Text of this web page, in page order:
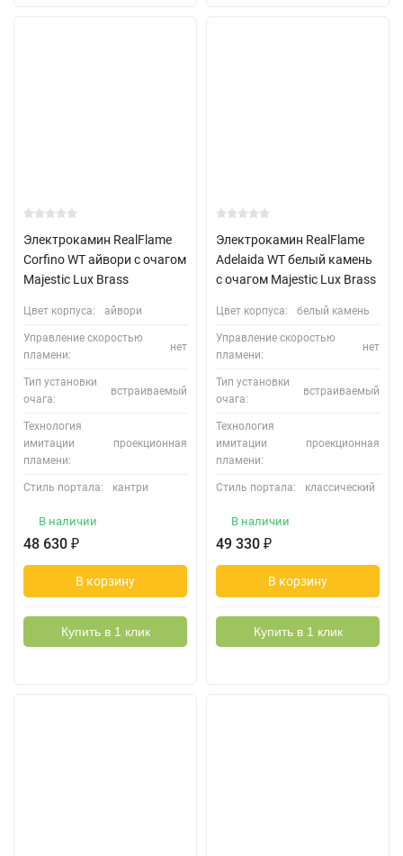
Электрокамин RealFlame
Corfino WT айвори с очагом
Majestic Lux Brass
Цвет корпуса: айвори
Управление скоростью
пламени:
нет
Тип установки
очага:
встраиваемый
Технология
имитации
пламени:
проекционная
Стиль портала: кантри
В наличии
48 630 ₽
В корзину
Купить в 1 клик
Электрокамин RealFlame
Adelaida WT белый камень
с очагом Majestic Lux Brass
Цвет корпуса: белый камень
Управление скоростью
пламени:
нет
Тип установки
очага:
встраиваемый
Технология
имитации
пламени:
проекционная
Стиль портала: классический
В наличии
49 330 ₽
В корзину
Купить в 1 клик